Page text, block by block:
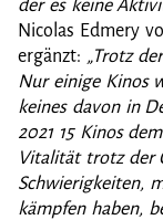
der es keine
Nicolas Edmery
ergänzt: „Trotz
Nur einige Kinos
keines davon in
2021 15 Kinos
Vitalität trotz der
Schwierigkeiten,
kämpfen haben,